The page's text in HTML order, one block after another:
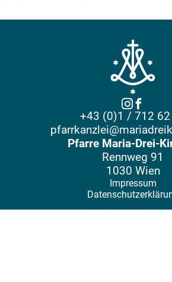
+43 (0)1 / 712 62
Pfarre Maria-Drei-
Rennweg 91
1030 Wien
Impressum